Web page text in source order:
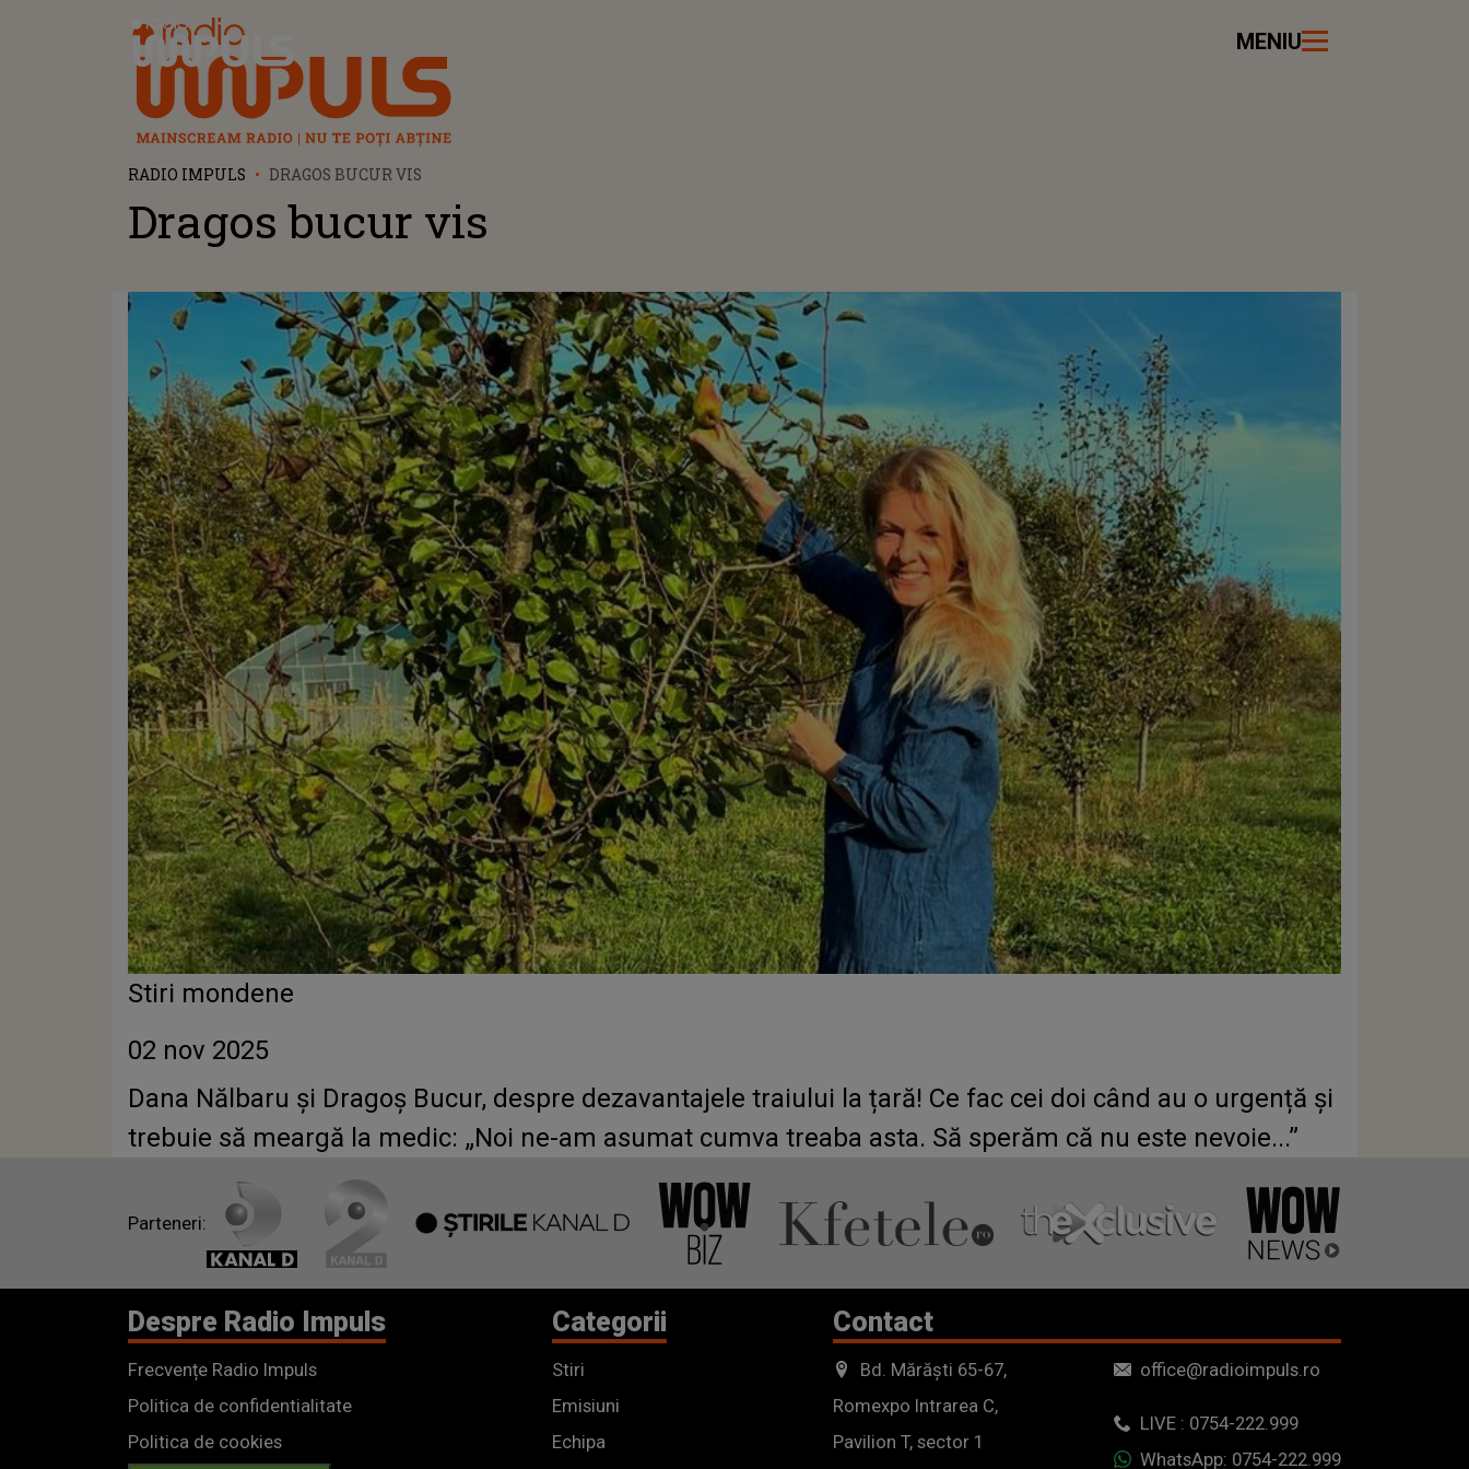
Radio Impuls MENIU
RADIO IMPULS DRAGOS BUCUR VIS
Dragos bucur vis
Stiri mondene
02 nov 2025
Dana Nălbaru și Dragoș Bucur, despre dezavantajele traiului la țară! Ce fac cei doi când au o urgență și
trebuie să meargă la medic: „Noi ne-am asumat cumva treaba asta. Să sperăm că nu este nevoie...”
Parteneri:
Despre Radio Impuls
Frecvențe Radio Impuls
Politica de confidentialitate
Politica de cookies
Categorii
Stiri
Emisiuni
Echipa
Contact
Bd. Mărăști 65-67,
Romexpo Intrarea C,
Pavilion T, sector 1
office@radioimpuls.ro
LIVE : 0754-222.999
WhatsApp: 0754-222.999